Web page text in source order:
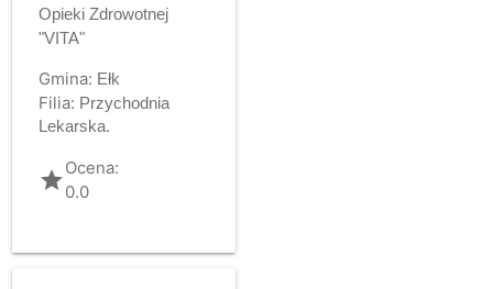
Opieki Zdrowotnej
"VITA"
Gmina: Ełk
Filia: Przychodnia
Lekarska.
gradeOcena:
0.0